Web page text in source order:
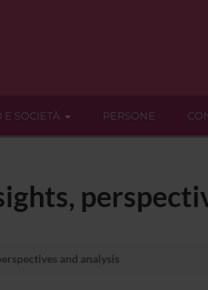
E SOCIETÀ PERSONE
and analysis